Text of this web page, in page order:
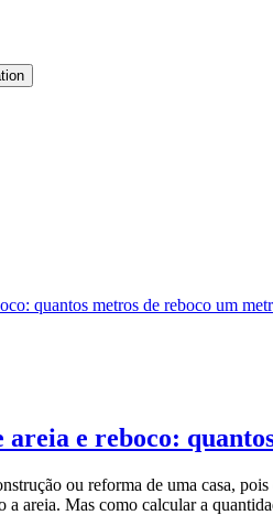
e reboco:
ou reforma de uma casa,
areia. Mas como calcular a